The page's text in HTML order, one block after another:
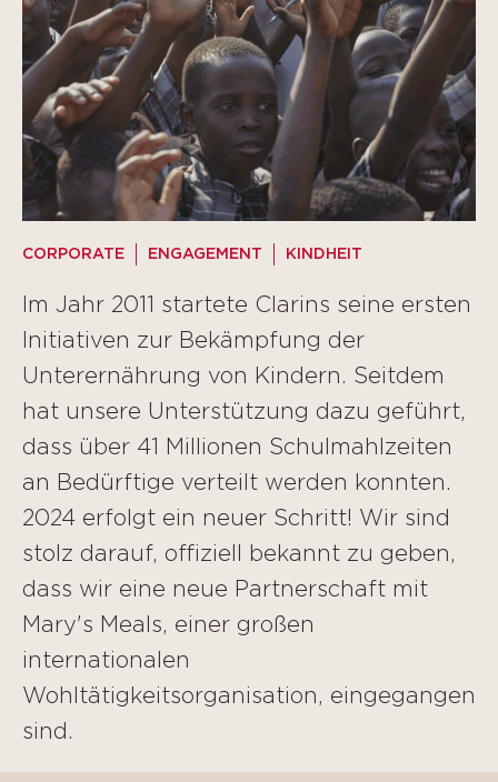
CORPORATE ENGAGEMENT KINDHEIT
Im Jahr 2011 startete Clarins seine ersten
Initiativen zur Bekämpfung der
Unterernährung von Kindern. Seitdem
hat unsere Unterstützung dazu geführt,
dass über 41 Millionen Schulmahlzeiten
an Bedürftige verteilt werden konnten.
2024 erfolgt ein neuer Schritt! Wir sind
stolz darauf, offiziell bekannt zu geben,
dass wir eine neue Partnerschaft mit
Mary's Meals, einer großen
internationalen
Wohltätigkeitsorganisation, eingegangen
sind.